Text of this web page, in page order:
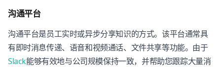
沟通平台
沟通平台是员工实时或异步分享知识的方式。该平台通常具
有即时消息传递、语音和视频通话、文件共享等功能。由于
Slack能够有效地与公司规模保持一致，并帮助您跟踪大量消